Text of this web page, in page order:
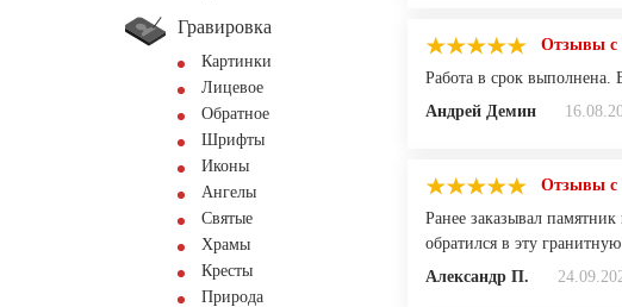
Гравировка
Картинки
Лицевое
Обратное
Шрифты
Иконы
Ангелы
Святые
Храмы
Кресты
Природа
Отзывы с
Работа в срок выполнена.
Андрей Демин
Отзывы с
Ранее заказывал
обратился в эту
Александр П.